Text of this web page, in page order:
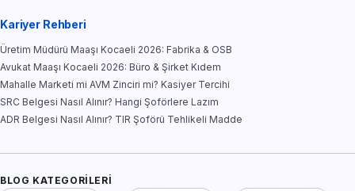
Kariyer Rehberi
Üretim Müdürü Maaşı Kocaeli 2026: Fabrika & OSB
Avukat Maaşı Kocaeli 2026: Büro & Şirket Kıdem
Mahalle Marketi mi AVM Zinciri mi? Kasiyer Tercihi
SRC Belgesi Nasıl Alınır? Hangi Şoförlere Lazım
ADR Belgesi Nasıl Alınır? TIR Şoförü Tehlikeli Madde
BLOG KATEGORILERI